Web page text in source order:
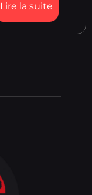
Lire la suite